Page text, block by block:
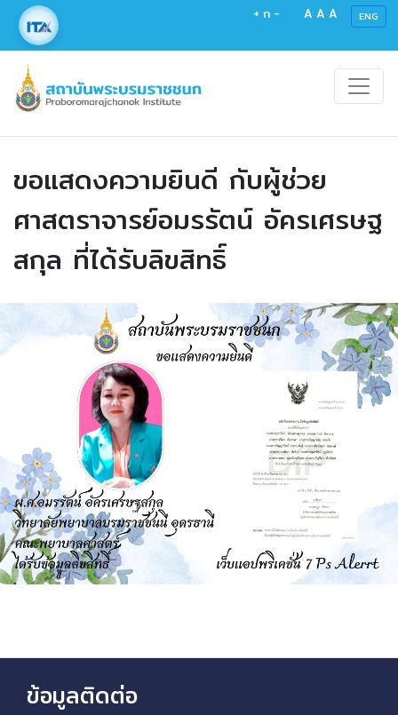
+ ก - A A A ENG
ขอแสดงความยินดี กับผู้ช่วย
ศาสตราจารย์อมรรัตน์ อัครเศรษฐ
สกุล ที่ได้รับลิขสิทธิ์
ข้อมูลติดต่อ